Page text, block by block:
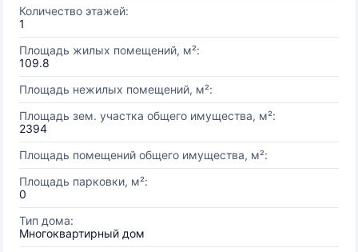
Количество этажей:
1
Площадь жилых помещений, м²:
109.8
Площадь нежилых помещений, м²:
Площадь зем. участка общего имущества, м²:
2394
Площадь помещений общего имущества, м²:
Площадь парковки, м²:
0
Тип дома:
Многоквартирный дом